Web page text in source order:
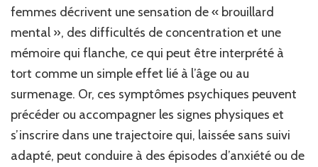
femmes décrivent une sensation de « brouillard
mental », des difficultés de concentration et une
mémoire qui flanche, ce qui peut être interprété à
tort comme un simple effet lié à l’âge ou au
surmenage. Or, ces symptômes psychiques peuvent
précéder ou accompagner les signes physiques et
s’inscrire dans une trajectoire qui, laissée sans suivi
adapté, peut conduire à des épisodes d’anxiété ou de